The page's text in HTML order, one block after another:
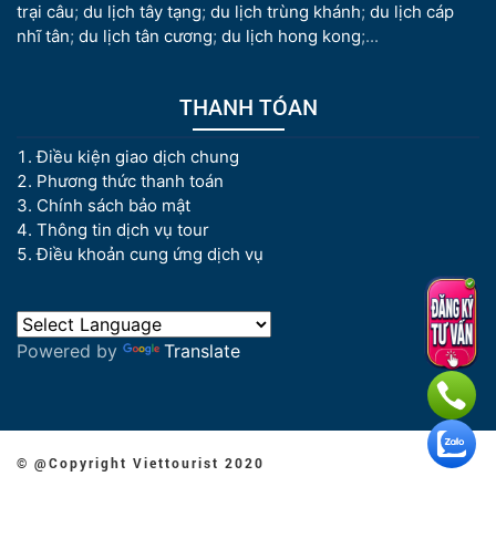
trại câu; du lịch tây tạng; du lịch trùng khánh; du lịch cáp
nhĩ tân; du lịch tân cương; du lịch hong kong;...
THANH TÓAN
Điều kiện giao dịch chung
Phương thức thanh toán
Chính sách bảo mật
Thông tin dịch vụ tour
Điều khoản cung ứng dịch vụ
Powered by Translate
© @Copyright Viettourist 2020